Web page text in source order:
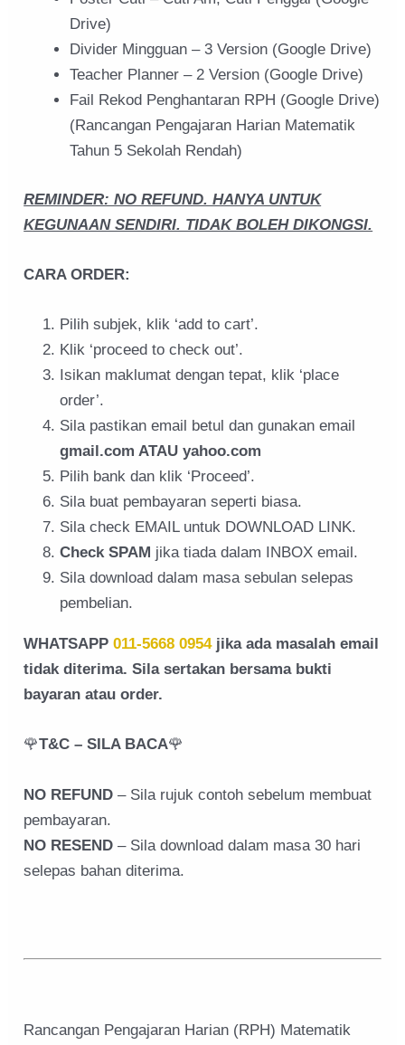
Drive)
Divider Mingguan – 3 Version (Google Drive)
Teacher Planner – 2 Version (Google Drive)
Fail Rekod Penghantaran RPH (Google Drive)
(Rancangan Pengajaran Harian Matematik
Tahun 5 Sekolah Rendah)
REMINDER: NO REFUND. HANYA UNTUK
KEGUNAAN SENDIRI. TIDAK BOLEH DIKONGSI.
CARA ORDER:
Pilih subjek, klik ‘add to cart’.
Klik ‘proceed to check out’.
Isikan maklumat dengan tepat, klik ‘place
order’.
Sila pastikan email betul dan gunakan email
gmail.com ATAU yahoo.com
Pilih bank dan klik ‘Proceed’.
Sila buat pembayaran seperti biasa.
Sila check EMAIL untuk DOWNLOAD LINK.
Check SPAM jika tiada dalam INBOX email.
Sila download dalam masa sebulan selepas
pembelian.
WHATSAPP011-5668 0954jika ada masalah email
tidak diterima. Sila sertakan bersama bukti
bayaran atau order.
🌹T&C – SILA BACA🌹
NO REFUND – Sila rujuk contoh sebelum membuat
pembayaran.
NO RESEND – Sila download dalam masa 30 hari
selepas bahan diterima.
Rancangan Pengajaran Harian (RPH) Matematik